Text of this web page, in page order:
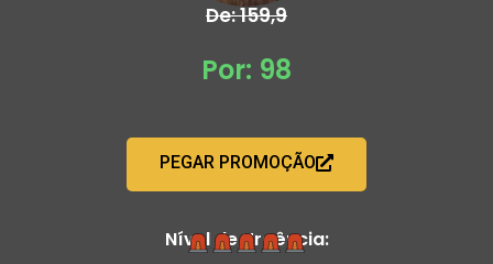
De: 159,9
Por: 98
PEGAR PROMOÇÃO
Nível de Urgência: